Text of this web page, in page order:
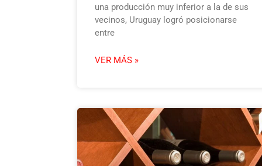
una producción muy inferior a la de sus
vecinos, Uruguay logró posicionarse
entre
VER MÁS »